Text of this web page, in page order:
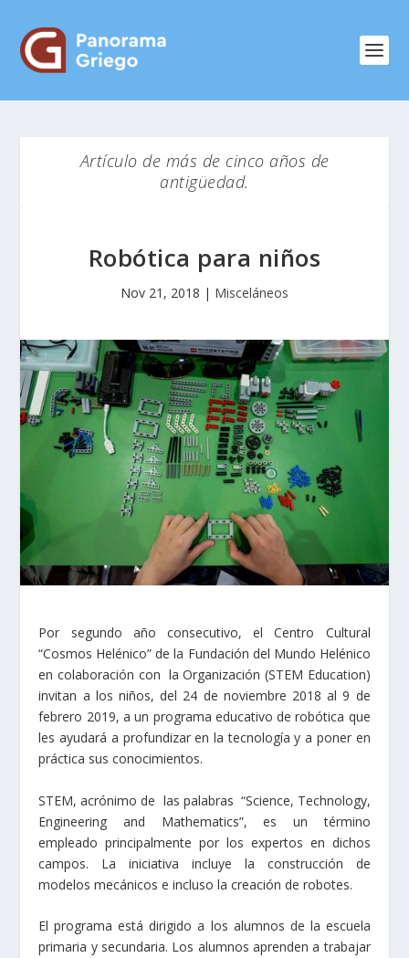
Artículo de más de cinco años de
antigüedad.
Robótica para niños
Nov 21, 2018 | Misceláneos
Por segundo año consecutivo, el Centro Cultural
“Cosmos Helénico” de la Fundación del Mundo Helénico
en colaboración con la Organización (STEM Education)
invitan a los niños, del 24 de noviembre 2018 al 9 de
febrero 2019, a un programa educativo de robótica que
les ayudará a profundizar en la tecnología y a poner en
práctica sus conocimientos.
STEM, acrónimo de las palabras “Science, Technology,
Engineering and Mathematics”, es un término
empleado principalmente por los expertos en dichos
campos. La iniciativa incluye la construcción de
modelos mecánicos e incluso la creación de robotes.
El programa está dirigido a los alumnos de la escuela
primaria y secundaria. Los alumnos aprenden a trabajar